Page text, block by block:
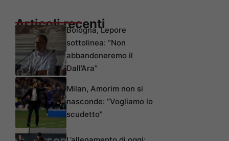
Articoli recenti
Bologna, Lepore
sottolinea: “Non
abbandoneremo il
Dall’Ara”
Milan, Amorim non si
nasconde: “Vogliamo lo
scudetto”